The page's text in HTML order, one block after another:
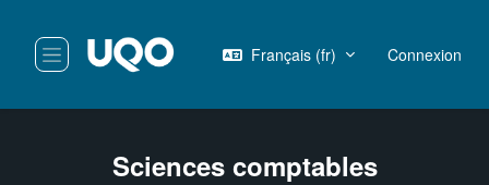
Panneau latéral
Français ‎(fr)‎ Connexion
Sciences comptables